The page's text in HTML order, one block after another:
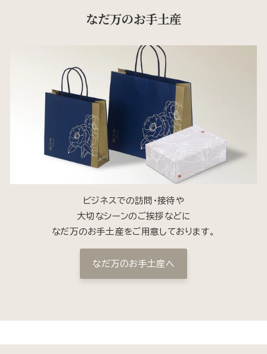
なだ万のお手土産
ビジネスでの訪問・接待や
大切なシーンのご挨拶などに
なだ万のお手土産をご用意しております。
なだ万のお手土産へ